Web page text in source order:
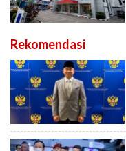
Rekomendasi